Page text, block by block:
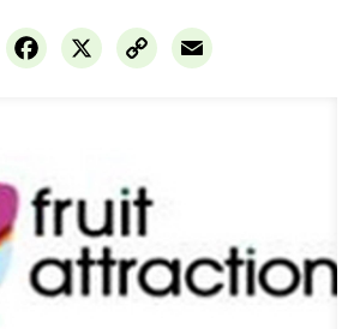
X
Facebook
Copy
Link
Email